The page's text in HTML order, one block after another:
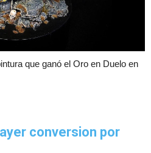
que ganó el Oro en Duelo en
conversion por